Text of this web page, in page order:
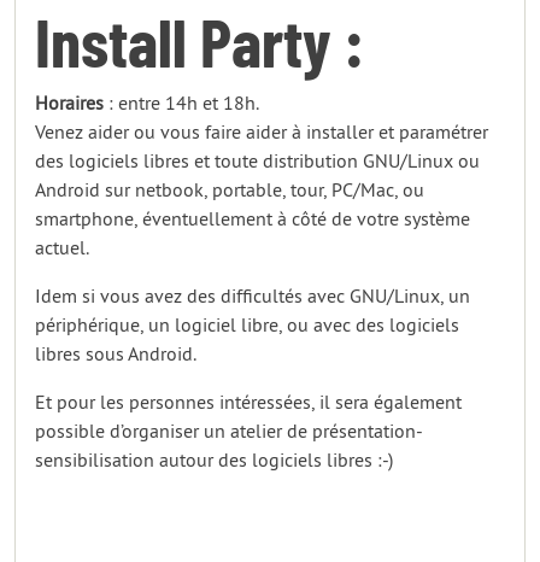
Install Party :
Horaires : entre 14h et 18h.
Venez aider ou vous faire aider à installer et paramétrer
des logiciels libres et toute distribution GNU/Linux ou
Android sur netbook, portable, tour, PC/Mac, ou
smartphone, éventuellement à côté de votre système
actuel.
Idem si vous avez des difficultés avec GNU/Linux, un
périphérique, un logiciel libre, ou avec des logiciels
libres sous Android.
Et pour les personnes intéressées, il sera également
possible d’organiser un atelier de présentation-
sensibilisation autour des logiciels libres :-)